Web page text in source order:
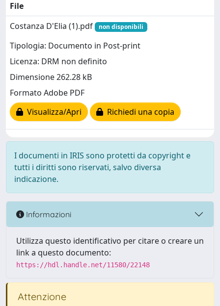
File
Costanza D'Elia (1).pdf
non disponibili
Tipologia: Documento in Post-print
Licenza: DRM non definito
Dimensione 262.28 kB
Formato Adobe PDF
Visualizza/Apri
Richiedi una copia
I documenti in IRIS sono protetti da copyright e
tutti i diritti sono riservati, salvo diversa
indicazione.
Informazioni
Utilizza questo identificativo per citare o creare un
link a questo documento:
https://hdl.handle.net/11580/22148
Attenzione